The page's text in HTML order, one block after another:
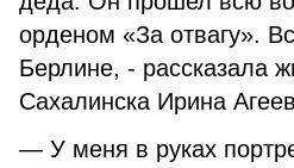
орденом «За отвагу».
Берлине, - рассказала
Сахалинска Ирина
— У меня в руках